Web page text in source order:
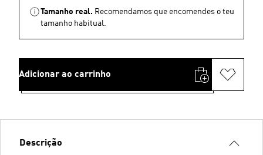
Tamanho real. Recomendamos que encomendes o teu
tamanho habitual.
Adicionar ao carrinho
Descrição